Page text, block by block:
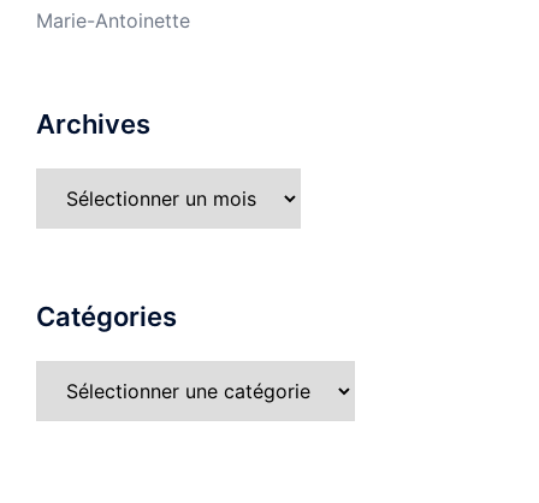
Marie-Antoinette
Archives
Catégories